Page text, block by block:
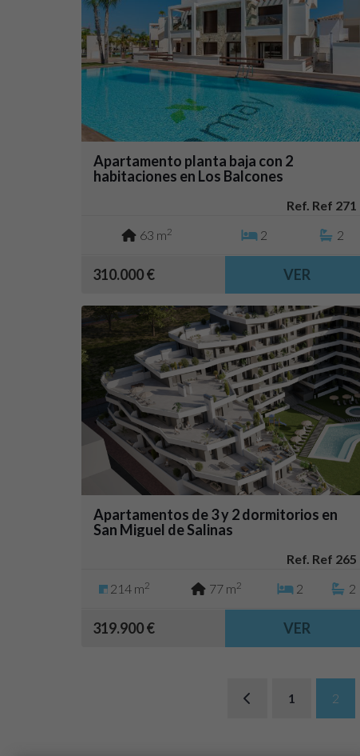
Apartamento planta baja con 2
habitaciones en Los Balcones
Ref. Ref 271
63 m2 2 2
310.000 € VER
Apartamentos de 3 y 2 dormitorios en
San Miguel de Salinas
Ref. Ref 265
214 m2 77 m2 2 2
319.900 € VER
1 2